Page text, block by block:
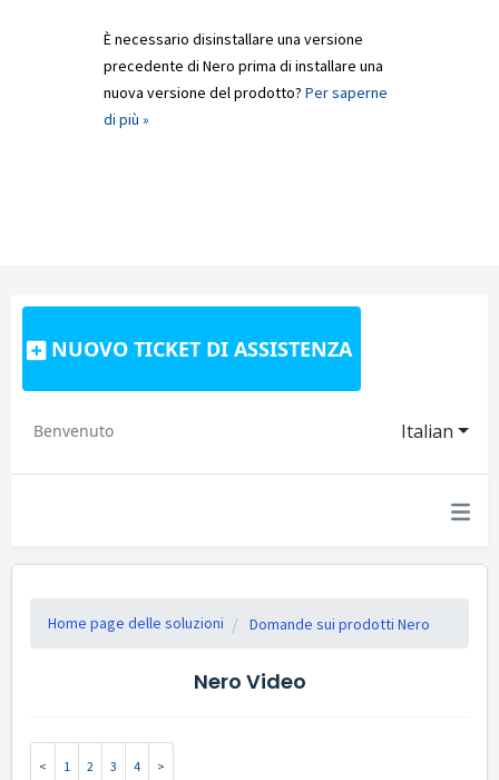
È necessario disinstallare una versione
precedente di Nero prima di installare una
nuova versione del prodotto? Per saperne
di più »
NUOVO TICKET DI ASSISTENZA
Italian
Benvenuto
Home page delle soluzioni Domande sui prodotti Nero
Nero Video
1 2 3 4